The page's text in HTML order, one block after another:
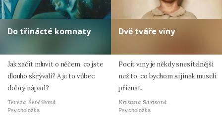
Do třinácté komnaty
Jak začít mluvit o něčem, co jste
dlouho skrývali? A je to vůbec
dobrý nápad?
Tereza Ševčíková
Psycholožka
Dvě tváře viny
Pocit viny je někdy snesitelnější
než to, co bychom si jinak museli
přiznat.
Kristina Sarisová
Psycholožka